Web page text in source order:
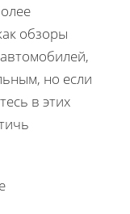
обзоры
но если
в этих